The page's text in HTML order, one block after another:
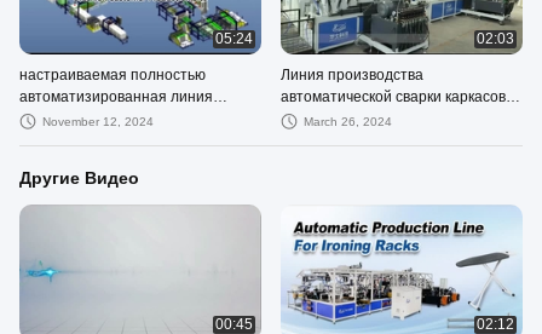
05:24
настраиваемая полностью
автоматизированная линия
производства клетки IBC
November 12, 2024
02:03
Линия производства
автоматической сварки каркасов
IBC-контейнеров
March 26, 2024
Другие Видео
00:45 02:12